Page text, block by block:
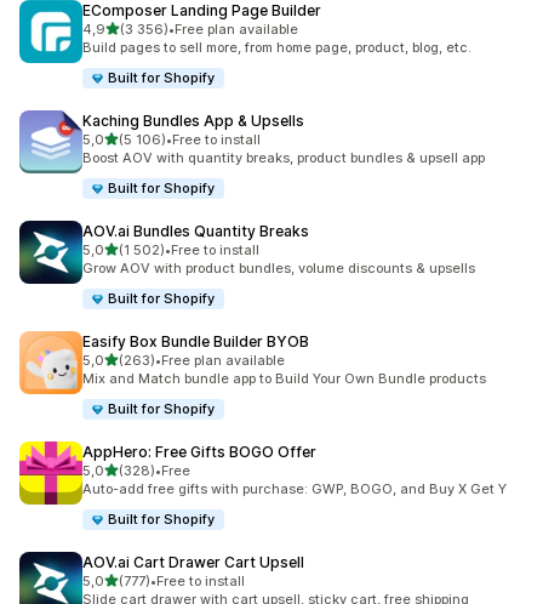
EComposer Landing Page Builder
4,9z 5 hvězd
(3 356)
Celkový počet recenzí: 3356
•Free plan available
Build pages to sell more, from home page, product, blog, etc.
Built for Shopify
Kaching Bundles App & Upsells
5,0z 5 hvězd
(5 106)
Celkový počet recenzí: 5106
•Free to install
Boost AOV with quantity breaks, product bundles & upsell app
Built for Shopify
AOV.ai Bundles Quantity Breaks
5,0z 5 hvězd
(1 502)
Celkový počet recenzí: 1502
•Free to install
Grow AOV with product bundles, volume discounts & upsells
Built for Shopify
Easify Box Bundle Builder BYOB
5,0z 5 hvězd
(263)
Celkový počet recenzí: 263
•Free plan available
Mix and Match bundle app to Build Your Own Bundle products
Built for Shopify
AppHero: Free Gifts BOGO Offer
5,0z 5 hvězd
(328)
Celkový počet recenzí: 328
•Free
Auto-add free gifts with purchase: GWP, BOGO, and Buy X Get Y
Built for Shopify
AOV.ai Cart Drawer Cart Upsell
5,0z 5 hvězd
(777)
Celkový počet recenzí: 777
•Free to install
Slide cart drawer with cart upsell, sticky cart, free shipping